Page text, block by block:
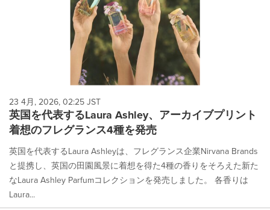
23 4月, 2026, 02:25 JST
英国を代表するLaura Ashley、アーカイブプリント
着想のフレグランス4種を発売
英国を代表するLaura Ashleyは、フレグランス企業Nirvana Brands
と提携し、英国の田園風景に着想を得た4種の香りをそろえた新た
なLaura Ashley Parfumコレクションを発売しました。 各香りは
Laura...